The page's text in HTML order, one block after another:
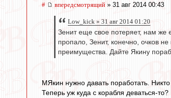
# впередсмотрящий » 31 авг 2014 00:43
Low_kick » 31 авг 2014 01:20
Зенит еще свое потеряет, нам же
пропало, Зенит, конечно, очков
преимущества. Дайте Якину
МЯкин нужно давать поработать. Никто
Теперь уж куда с корабля деваться-то?